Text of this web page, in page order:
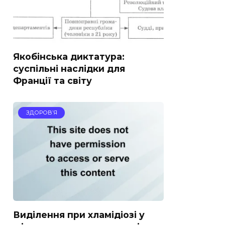
Якобінська диктатура:
суспільні наслідки для
Франції та світу
ЗДОРОВ’Я
Виділення при хламідіозі у